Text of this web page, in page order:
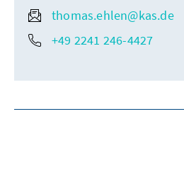
thomas.ehlen@kas.de
+49 2241 246-4427